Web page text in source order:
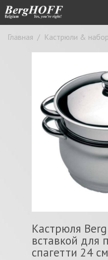
Главная / Кастрюли &
Кастрюля
вставкой для
спагетти 24